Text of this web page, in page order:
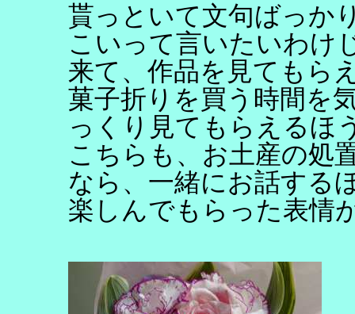
貰っといて文句ばっか
こいって言いたいわけ
来て、作品を見てもら
菓子折りを買う時間を
っくり見てもらえるほ
こちらも、お土産の処
なら、一緒にお話する
楽しんでもらった表情